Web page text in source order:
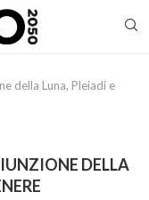
della Luna, Pleiadi e
DELLA